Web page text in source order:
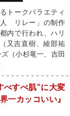
トークバラエティ
人 リレー」の制作
内で行われ、ハリ
又吉直樹、綾部祐
（小杉竜一、吉田
べすべ肌”に大変
一カッコいい』